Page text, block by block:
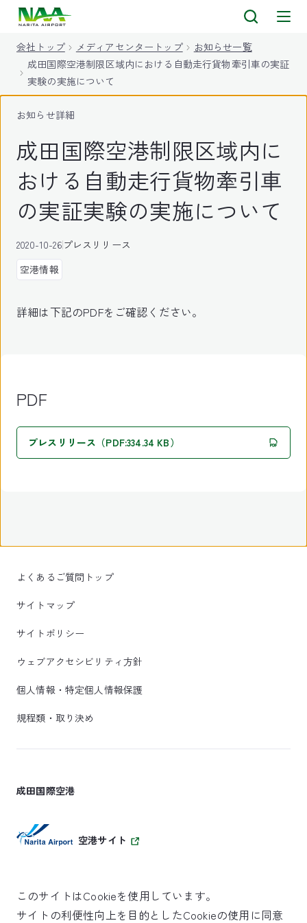
会社トップ メディアセンタートップ
お知らせ一覧
成田国際空港制限区域内における自動走行貨物牽引車の実証
実験の実施について
お知らせ詳細
成田国際空港制限区域内に
おける自動走行貨物牽引車
の実証実験の実施について
2020-10-26プレスリリース
空港情報
詳細は下記のPDFをご確認ください。
PDF
プレスリリース（PDF:334.34 KB）
よくあるご質問トップ
サイトマップ
サイトポリシー
ウェブアクセシビリティ方針
個人情報・特定個人情報保護
規程類・取り決め
成田国際空港
空港サイト
このサイトはCookieを使用しています。
サイトの利便性向上を目的としたCookieの使用に同意